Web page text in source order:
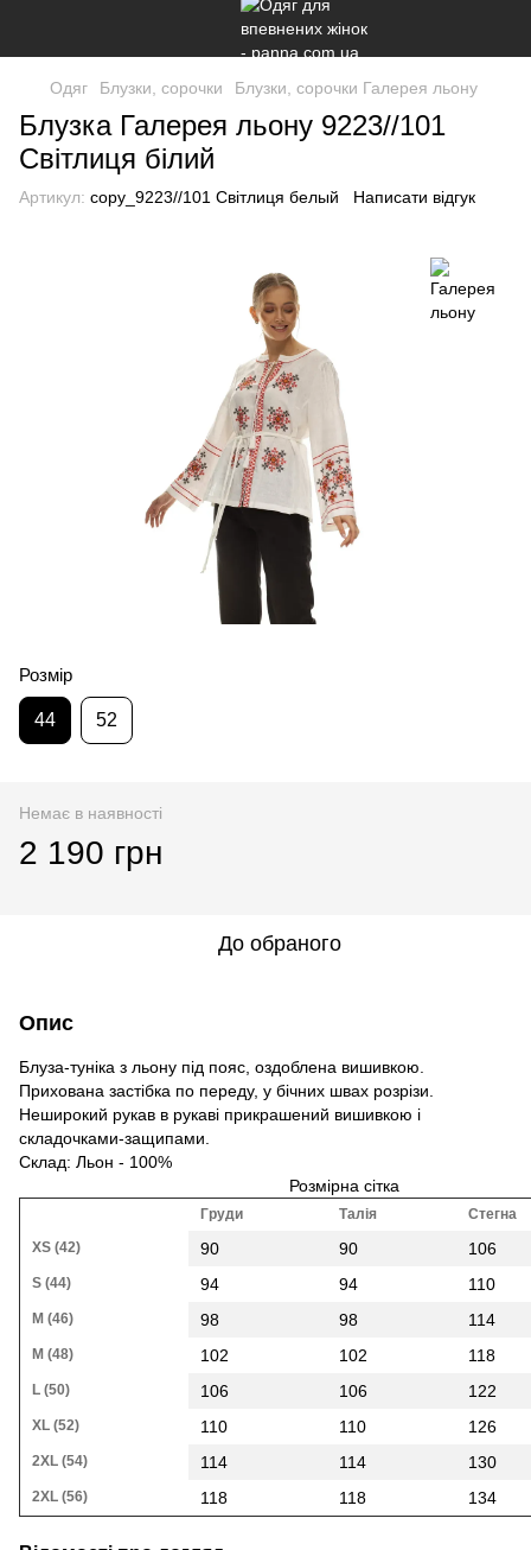
Одяг Блузки, сорочки Блузки, сорочки Галерея льону
Блузка Галерея льону 9223//101
Світлиця білий
Артикул: copy_9223//101 Світлиця белый Написати відгук
Розмір
44 52
Немає в наявності
2 190 грн
До обраного
Опис
Блуза-туніка з льону під пояс, оздоблена вишивкою.
Прихована застібка по переду, у бічних швах розрізи.
Неширокий рукав в рукаві прикрашений вишивкою і
складочками-защипами.
Склад: Льон - 100%
Розмірна сітка
Груди Талія
Стегна
XS (42)
90 90 106
S (44) 94 94 110
M (46) 98 98 114
M (48) 102 102 118
L (50) 106 106 122
XL (52) 110 110 126
2XL (54) 114 114 130
2XL (56) 118 118 134